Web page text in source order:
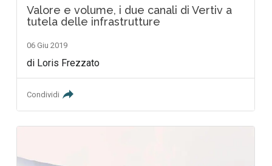
Valore e volume, i due canali di Vertiv a
tutela delle infrastrutture
06 Giu 2019
di Loris Frezzato
Condividi